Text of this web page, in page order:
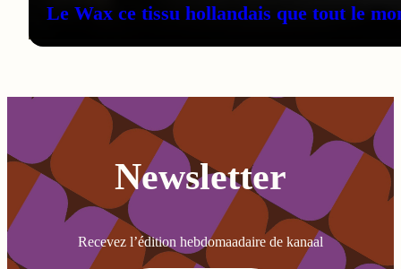
Le Wax ce tissu hollandais que tout le
Newsletter
Recevez l’édition hebdomaadaire de kanaal